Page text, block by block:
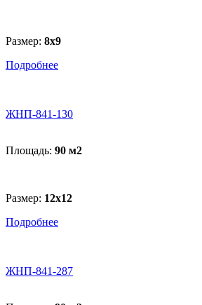
Размер: 8х9
Подробнее
ЖНП-841-130
Площадь: 90 м2
Размер: 12х12
Подробнее
ЖНП-841-287